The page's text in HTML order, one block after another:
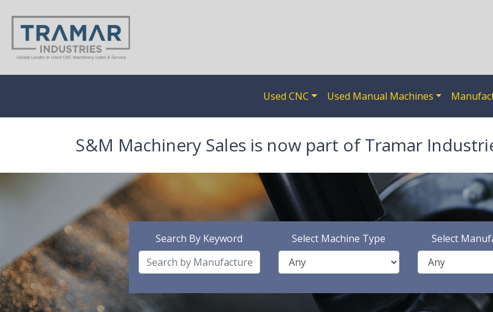
Used CNC Used Manual Machines
S&M Machinery Sales is now part of Tramar
Search By Keyword Select Machine Type Select